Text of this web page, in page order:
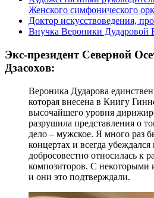
Женского симфонического
Доктор искусствоведения,
Внучка Вероники Дударовой
Экс-президент Северной
Дзасохов:
Вероника Дударова
которая внесена в Книгу
высочайшего уровня
разрушила представления о
дело – мужское. Я много раз
концертах и всегда
добросовестно относилась к
композиторов. С некоторыми
и они это подтверждали.